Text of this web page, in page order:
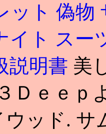
ット 偽物
イト スー
説明書 美
Ｄｅｅｐ
ウッド.